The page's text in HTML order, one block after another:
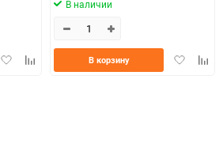
ДобавитьДобавить
В наличии
Добавить
В корзину